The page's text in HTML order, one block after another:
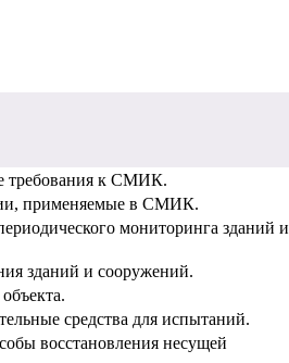
требования к СМИК.
применяемые в СМИК.
мониторинга зданий и
зданий и сооружений.
средства для испытаний.
восстановления несущей